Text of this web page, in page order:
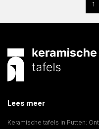
1
Lees meer
Keramische tafels in Putten: